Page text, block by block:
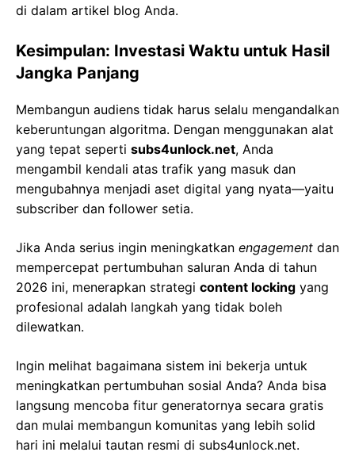
di dalam artikel blog Anda.
Kesimpulan: Investasi Waktu untuk Hasil
Jangka Panjang
Membangun audiens tidak harus selalu mengandalkan
keberuntungan algoritma. Dengan menggunakan alat
yang tepat seperti subs4unlock.net, Anda
mengambil kendali atas trafik yang masuk dan
mengubahnya menjadi aset digital yang nyata—yaitu
subscriber dan follower setia.
Jika Anda serius ingin meningkatkan engagement dan
mempercepat pertumbuhan saluran Anda di tahun
2026 ini, menerapkan strategi content locking yang
profesional adalah langkah yang tidak boleh
dilewatkan.
Ingin melihat bagaimana sistem ini bekerja untuk
meningkatkan pertumbuhan sosial Anda? Anda bisa
langsung mencoba fitur generatornya secara gratis
dan mulai membangun komunitas yang lebih solid
hari ini melalui tautan resmi di subs4unlock.net.